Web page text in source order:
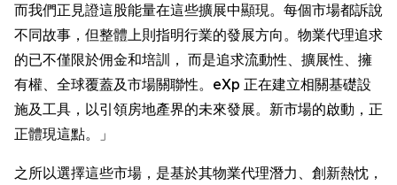
而我們正見證這股能量在這些擴展中顯現。每個市場都訴說
不同故事，但整體上則指明行業的發展方向。物業代理追求
的已不僅限於佣金和培訓， 而是追求流動性、擴展性、擁
有權、全球覆蓋及市場關聯性。eXp 正在建立相關基礎設
施及工具，以引領房地產界的未來發展。新市場的啟動，正
正體現這點。」
之所以選擇這些市場，是基於其物業代理潛力、創新熱忱，